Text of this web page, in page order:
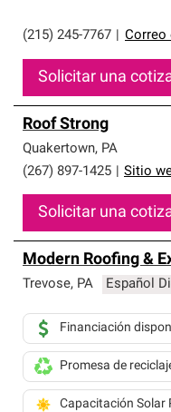
(215) 245-7767 Correo
Solicitar una
Roof Strong
Quakertown, PA
(267) 897-1425
Sitio
Solicitar una
Modern Roofing &
Trevose, PA Español
Financiación
Promesa de
Capacitación Solar